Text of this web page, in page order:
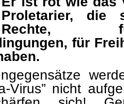
Proletarier, die
Rechte,
für
Virus” nicht